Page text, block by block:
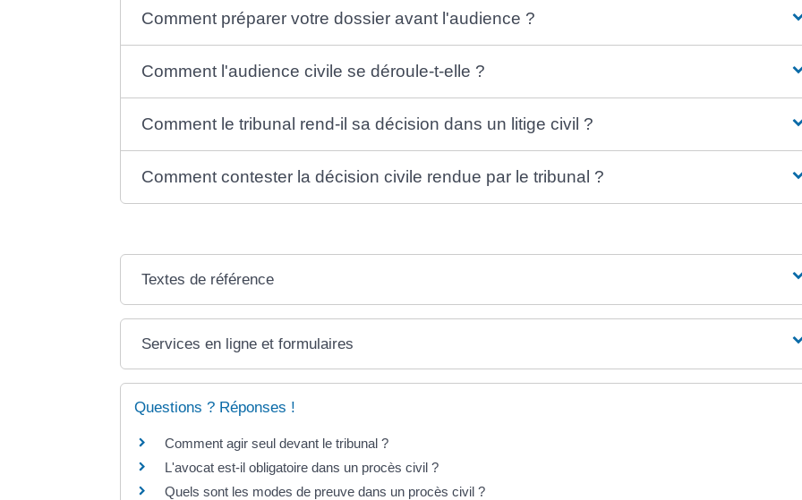
Comment préparer votre dossier avant l'audience ?
Comment l'audience civile se déroule-t-elle ?
Comment le tribunal rend-il sa décision dans un litige civil ?
Comment contester la décision civile rendue par le tribunal ?
Textes de référence
Services en ligne et formulaires
Questions ? Réponses !
Comment agir seul devant le tribunal ?
L'avocat est-il obligatoire dans un procès civil ?
Quels sont les modes de preuve dans un procès civil ?